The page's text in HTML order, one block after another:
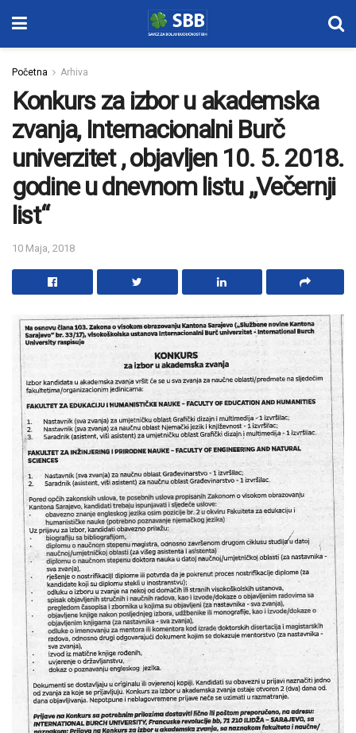
Početna Arhiva
Konkurs za izbor u akademska
zvanja, Internacionalni Burč
univerzitet , objavljen 10. 5. 2018.
godine u dnevnom listu „Večernji
list“
10 Maja, 2018